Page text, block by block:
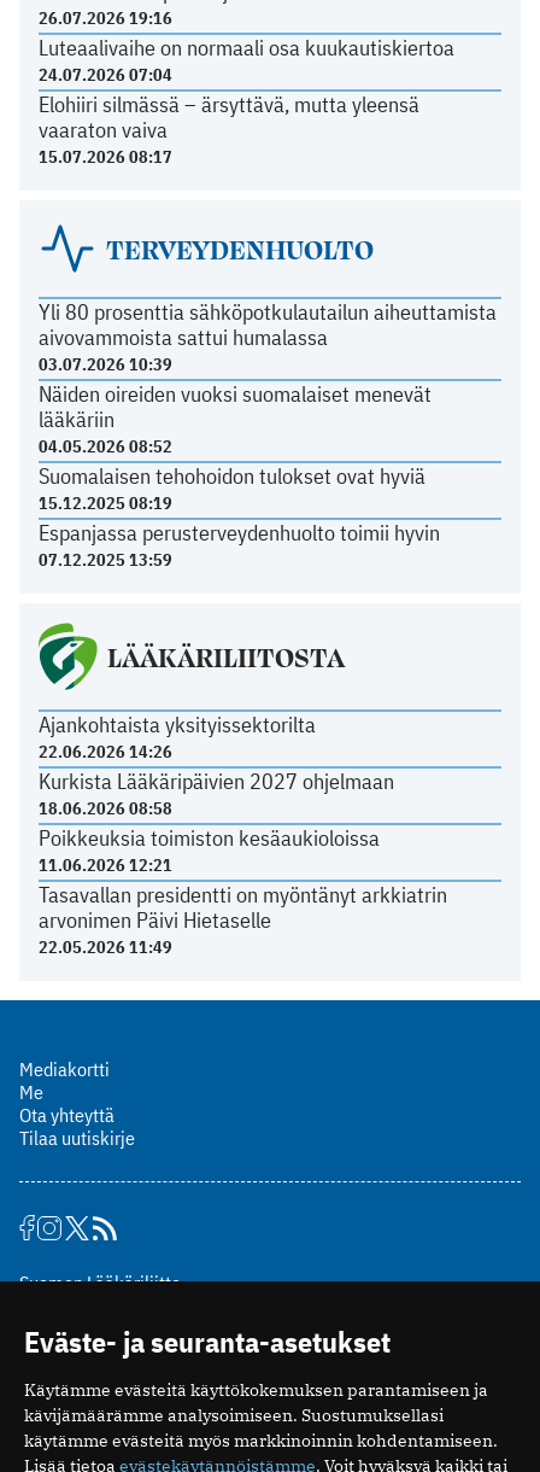
26.07.2026 19:16
Luteaalivaihe on normaali osa kuukautiskiertoa
24.07.2026 07:04
Elohiiri silmässä – ärsyttävä, mutta yleensä
vaaraton vaiva
15.07.2026 08:17
TERVEYDENHUOLTO
Yli 80 prosenttia sähköpotkulautailun aiheuttamista
aivovammoista sattui humalassa
03.07.2026 10:39
Näiden oireiden vuoksi suomalaiset menevät
lääkäriin
04.05.2026 08:52
Suomalaisen tehohoidon tulokset ovat hyviä
15.12.2025 08:19
Espanjassa perusterveydenhuolto toimii hyvin
07.12.2025 13:59
LÄÄKÄRILIITOSTA
Ajankohtaista yksityissektorilta
22.06.2026 14:26
Kurkista Lääkäripäivien 2027 ohjelmaan
18.06.2026 08:58
Poikkeuksia toimiston kesäaukioloissa
11.06.2026 12:21
Tasavallan presidentti on myöntänyt arkkiatrin
arvonimen Päivi Hietaselle
22.05.2026 11:49
Mediakortti
Me
Ota yhteyttä
Tilaa uutiskirje
Suomen Lääkäriliitto
00510 Helsinki
puh. (09) 393 091
toimitus@potilaanlaakarilehti.fi
ISSN 2323-9476
Eväste- ja seuranta-asetukset
Käytämme evästeitä käyttökokemuksen parantamiseen ja
kävijämäärämme analysoimiseen. Suostumuksellasi
käytämme evästeitä myös markkinoinnin kohdentamiseen.
Lisää tietoa evästekäytännöistämme. Voit hyväksyä kaikki tai